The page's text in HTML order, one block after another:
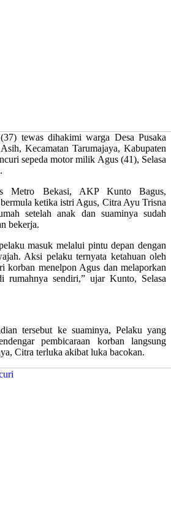
tewas dihakimi warga Desa Pusaka
Kecamatan Tarumajaya, Kabupaten
sepeda motor milik Agus (41), Selasa
Metro Bekasi, AKP Kunto Bagus,
ketika istri Agus, Citra Ayu Trisna
setelah anak dan suaminya sudah
bekerja.
masuk melalui pintu depan dengan
Aksi pelaku ternyata ketahuan oleh
korban menelpon Agus dan melaporkan
rumahnya sendiri,” ujar Kunto, Selasa
tersebut ke suaminya, Pelaku yang
pembicaraan korban langsung
Citra terluka akibat luka bacokan.